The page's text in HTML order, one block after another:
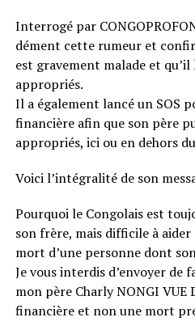
Interrogé par
dément cette rumeur et
est gravement malade et
appropriés.
Il a également lancé un SOS
financière afin que son père
appropriés, ici ou en dehors
Voici l’intégralité de son
Pourquoi le Congolais est
son frère, mais difficile à
mort d’une personne dont
Je vous interdis d’envoyer de
mon père Charly NONGI VUE
financière et non une mort